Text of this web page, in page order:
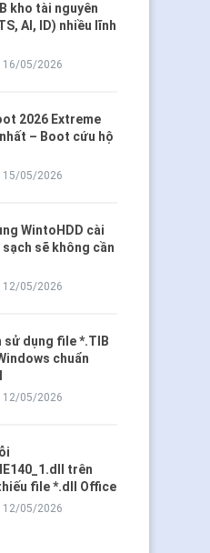
kho tài nguyên
AI, ID) nhiều lĩnh
16/05/2026
2026 Extreme
– Boot cứu hộ
15/05/2026
WintoHDD cài
sạch sẽ không cần
12/05/2026
sử dụng file *.TIB
chuẩn
12/05/2026
trên
file *.dll Office
12/05/2026